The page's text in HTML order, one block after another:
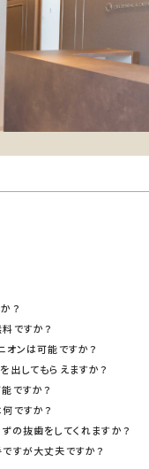
？
ですか？
オンは可能ですか？
出してもらえますか？
ですか？
ですか？
の抜歯をしてくれますか？
すが大丈夫ですか？